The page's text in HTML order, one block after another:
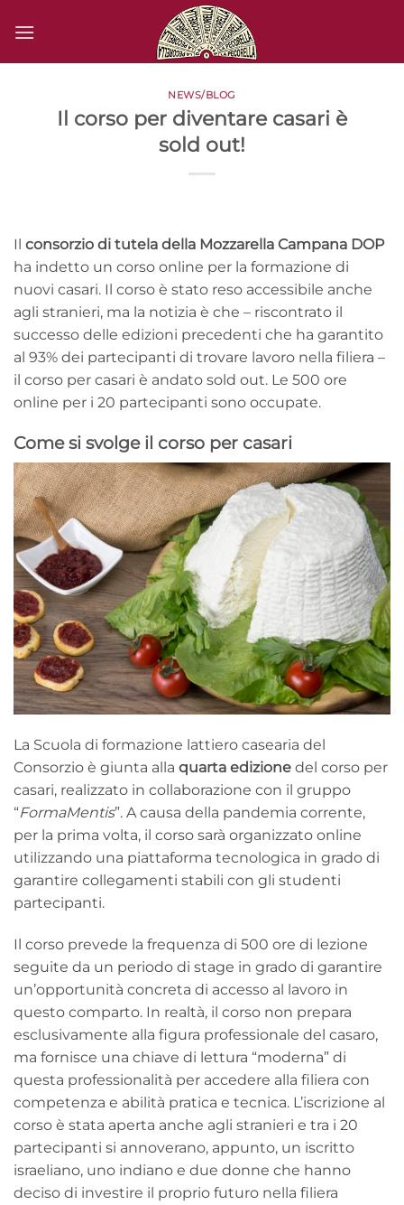
NEWS/BLOG
Il corso per diventare casari è
sold out!
Il consorzio di tutela della Mozzarella Campana DOP
ha indetto un corso online per la formazione di
nuovi casari. Il corso è stato reso accessibile anche
agli stranieri, ma la notizia è che – riscontrato il
successo delle edizioni precedenti che ha garantito
al 93% dei partecipanti di trovare lavoro nella filiera –
il corso per casari è andato sold out. Le 500 ore
online per i 20 partecipanti sono occupate.
Come si svolge il corso per casari
La Scuola di formazione lattiero casearia del
Consorzio è giunta alla quarta edizione del corso per
casari, realizzato in collaborazione con il gruppo
“FormaMentis”. A causa della pandemia corrente,
per la prima volta, il corso sarà organizzato online
utilizzando una piattaforma tecnologica in grado di
garantire collegamenti stabili con gli studenti
partecipanti.
Il corso prevede la frequenza di 500 ore di lezione
seguite da un periodo di stage in grado di garantire
un’opportunità concreta di accesso al lavoro in
questo comparto. In realtà, il corso non prepara
esclusivamente alla figura professionale del casaro,
ma fornisce una chiave di lettura “moderna” di
questa professionalità per accedere alla filiera con
competenza e abilità pratica e tecnica. L’iscrizione al
corso è stata aperta anche agli stranieri e tra i 20
partecipanti si annoverano, appunto, un iscritto
israeliano, uno indiano e due donne che hanno
deciso di investire il proprio futuro nella filiera